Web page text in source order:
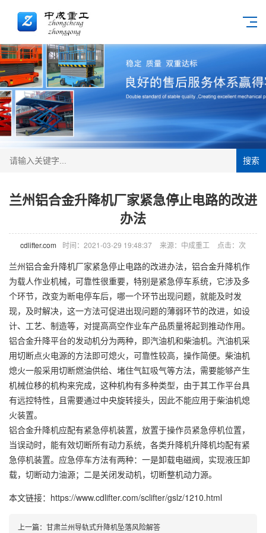
搜索
兰州铝合金升降机厂家紧急停止电路的改进
办法
cdlifter.com 时间：2021-03-29 19:48:37 来源：中成重工 点击： 次
兰州铝合金升降机厂家紧急停止电路的改进办法，铝合金升降机作
为载人作业机械，可靠性很重要，特别是紧急停车系统，它涉及多
个环节，改变为断电停车后，哪一个环节出现问题，就能及时发
现，及时解决，这一方法可促进出现问题的薄弱环节的改进，如设
计、工艺、制造等，对提高高空作业车产品质量将起到推动作用。
铝合金升降平台的发动机分为两种，即汽油机和柴油机。汽油机采
用切断点火电源的方法即可熄火，可靠性较高，操作简便。柴油机
熄火一般采用切断燃油供给、堵住气缸吸气等方法，需要能够产生
机械位移的机构来完成，这种机构有多种类型，由于其工作平台具
有远控特性，且需要通过中央旋转接头，因此不能应用于柴油机熄
火装置。
铝合金升降机应配有紧急停机装置，放置于操作员紧急停机位置，
当误动时，能有效切断所有动力系统，各类升降机升降机均配有紧
急停机装置。应急停车方法有两种：一是卸载电磁阀，实现液压卸
载，切断动力油源；二是关闭发动机，切断整机动力源。
本文链接：https://www.cdlifter.com/sclifter/gslz/1210.html
上一篇： 甘肃兰州导轨式升降机坠落风险解答